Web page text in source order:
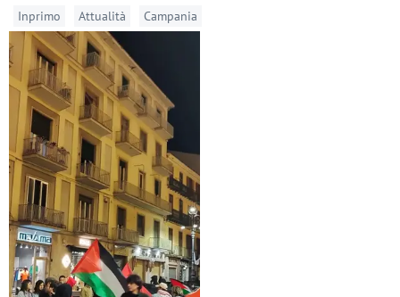
Inprimo Attualità Campania